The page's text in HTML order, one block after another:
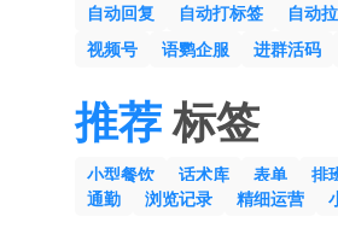
自动回复
自动打标签 自动
视频号
语鹦企服 进群活码
推荐标签
小型餐饮 话术库 表单 排
通勤
浏览记录 精细运营